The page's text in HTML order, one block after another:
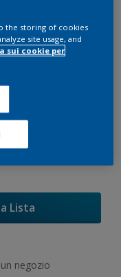
2,5 L
Calcola
Lista
negozio
the storing of cookies
site usage, and
sui cookie per